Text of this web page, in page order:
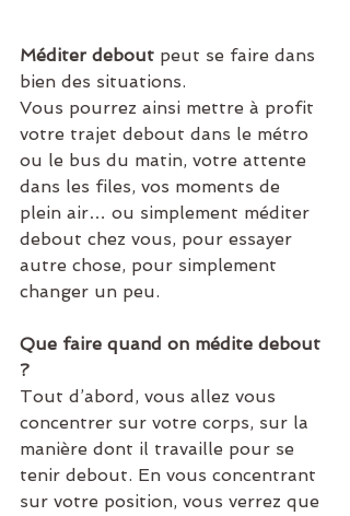
Méditer debout peut se faire dans
bien des situations.
Vous pourrez ainsi mettre à profit
votre trajet debout dans le métro
ou le bus du matin, votre attente
dans les files, vos moments de
plein air… ou simplement méditer
debout chez vous, pour essayer
autre chose, pour simplement
changer un peu.
Que faire quand on médite debout
?
Tout d’abord, vous allez vous
concentrer sur votre corps, sur la
manière dont il travaille pour se
tenir debout. En vous concentrant
sur votre position, vous verrez que